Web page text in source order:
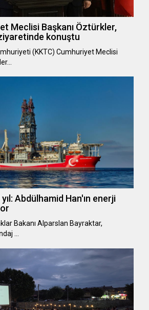
Meclisi Başkanı Öztürkler,
konuştu
(KKTC) Cumhuriyet Meclisi
Abdülhamid Han'ın enerji
Bakanı Alparslan Bayraktar,
…